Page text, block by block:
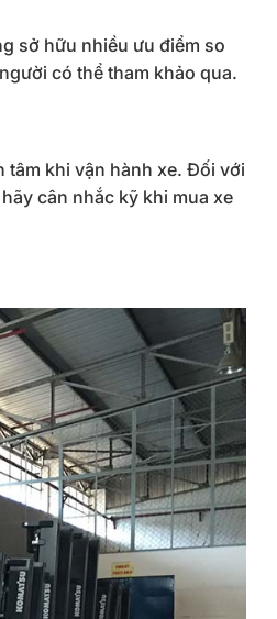
sở hữu nhiều ưu điểm so
có thể tham khảo qua.
tâm khi vận hành xe. Đối với
cân nhắc kỹ khi mua xe